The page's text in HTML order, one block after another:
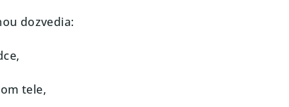
dozvedia:
tele,